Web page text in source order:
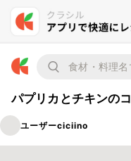
パプリカとチキンの
ユーザーciciino